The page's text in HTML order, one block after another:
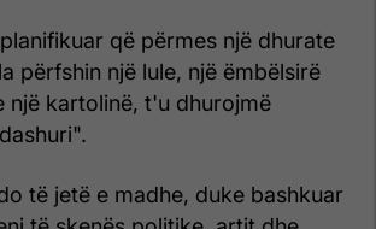
që përmes një dhurate
përfshin një lule, një ëmbëlsirë
një kartolinë, t'u dhurojmë
të jetë e madhe, duke bashkuar